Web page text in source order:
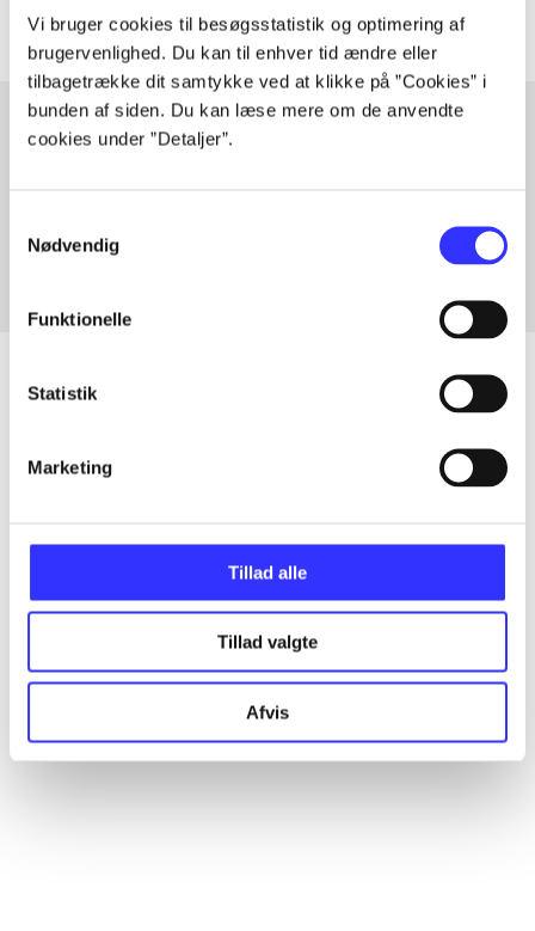
Vi bruger cookies til besøgsstatistik og optimering af
brugervenlighed. Du kan til enhver tid ændre eller
tilbagetrække dit samtykke ved at klikke på ”Cookies” i
bunden af siden. Du kan læse mere om de anvendte
cookies under ”Detaljer”.
Nødvendig
Funktionelle
Statistik
Marketing
Tillad alle
Tillad valgte
Afvis
Alle registrerede artikler fordelt på udgivelser
...